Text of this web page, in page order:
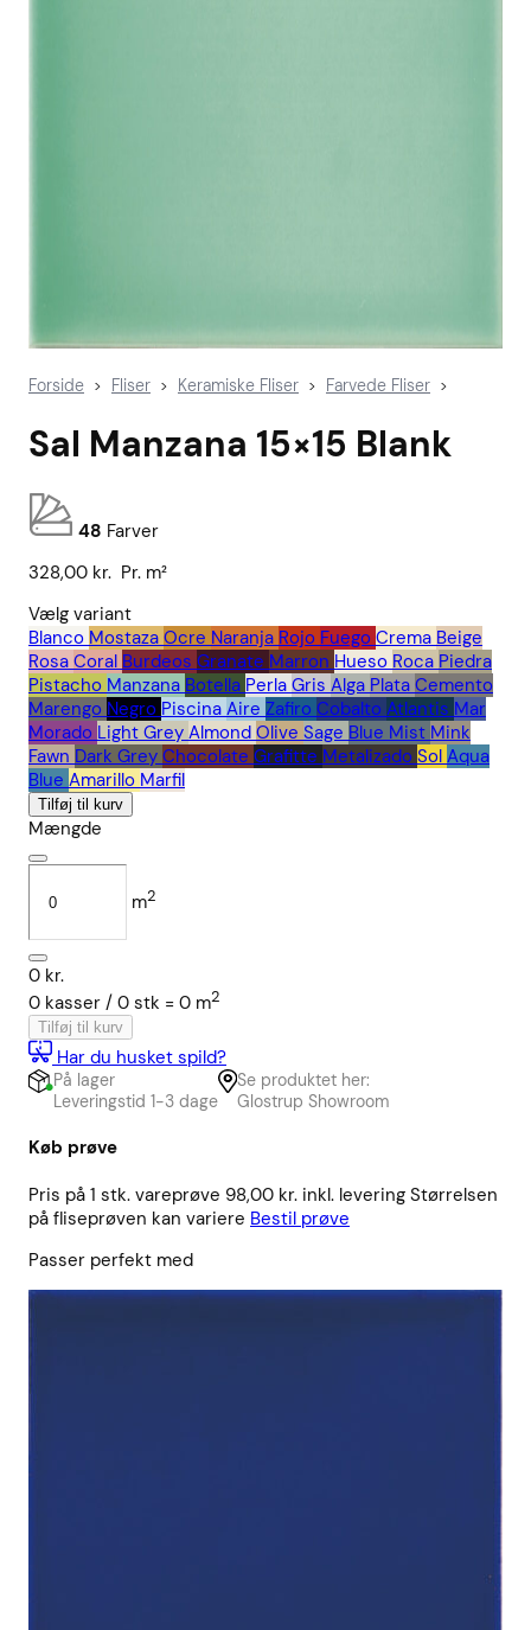
Forside > Fliser > Keramiske Fliser > Farvede Fliser >
Sal Manzana 15×15 Blank
48 Farver
328,00 kr. Pr. m²
Vælg variant
Blanco Mostaza Ocre Naranja Rojo Fuego Crema Beige
Rosa Coral Burdeos Granate Marron Hueso Roca Piedra
Pistacho Manzana Botella Perla Gris Alga Plata Cemento
Marengo Negro Piscina Aire Zafiro Cobalto Atlantis Mar
Morado Light Grey Almond Olive Sage Blue Mist Mink
Fawn Dark Grey Chocolate Grafitte Metalizado Sol Aqua
Blue Amarillo Marfil
Tilføj til kurv
Mængde
m2
0 kr.
0 kasser / 0 stk = 0 m2
Tilføj til kurv
Har du husket spild?
På lager
Leveringstid 1-3 dage
Se produktet her:
Glostrup Showroom
Køb prøve
Pris på 1 stk. vareprøve 98,00 kr. inkl. levering Størrelsen
på fliseprøven kan variere Bestil prøve
Passer perfekt med